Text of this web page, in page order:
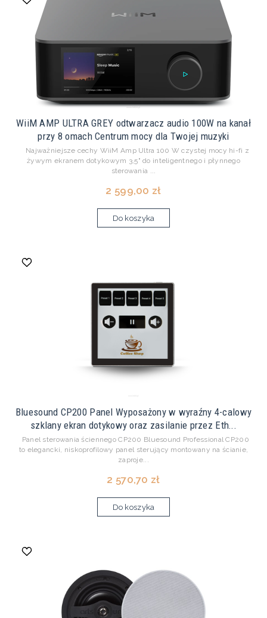
WiiM AMP ULTRA GREY odtwarzacz audio 100W na kanał
przy 8 omach Centrum mocy dla Twojej muzyki
Najważniejsze cechy WiiM Amp Ultra 100 W czystej mocy hi-fi z
żywym ekranem dotykowym 3,5" do inteligentnego i płynnego
sterowania ...
2 599,00 zł
Do koszyka
Bluesound CP200 Panel Wyposażony w wyraźny 4-calowy
szklany ekran dotykowy oraz zasilanie przez Eth...
Panel sterowania ściennego CP200 Bluesound Professional CP200
to elegancki, niskoprofilowy panel sterujący montowany na ścianie,
zaproje...
2 570,70 zł
Do koszyka